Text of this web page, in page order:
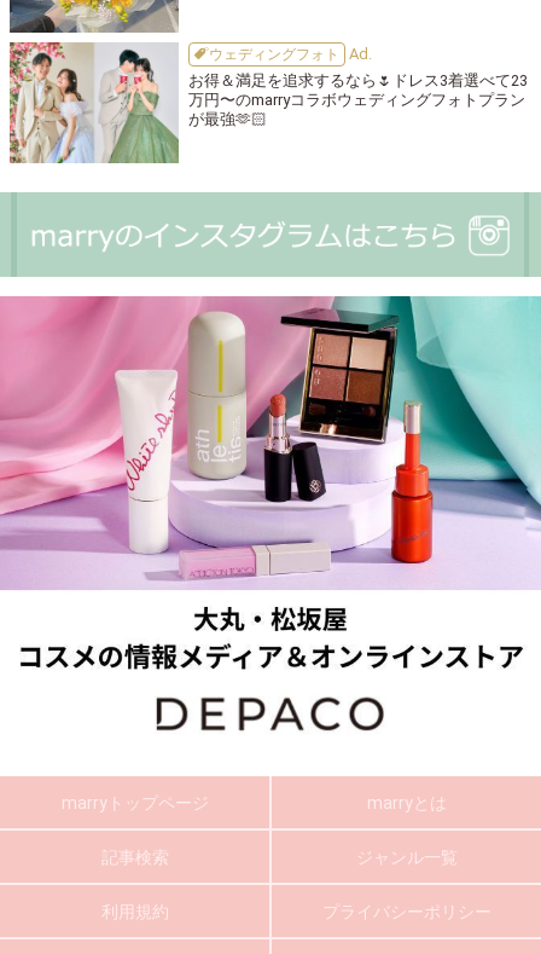
ウェディングフォト
お得＆満足を追求するなら🌷ドレス3着選べて23
万円〜のmarryコラボウェディングフォトプラン
が最強🫶🏻
marryトップページ marryとは
記事検索 ジャンル一覧
利用規約 プライバシーポリシー